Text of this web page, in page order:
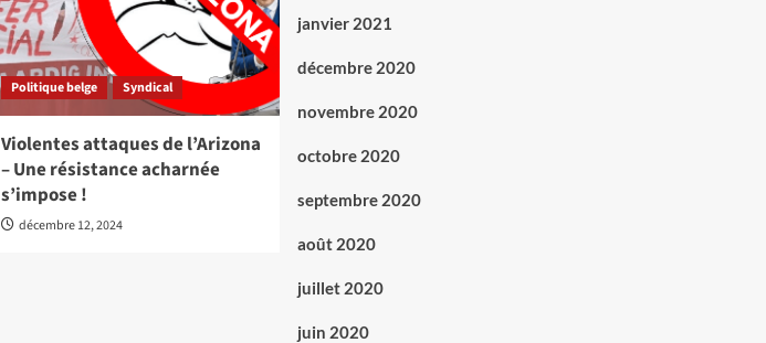
Politique belge Syndical
Violentes attaques de l’Arizona
– Une résistance acharnée
s’impose !
décembre 12, 2024
janvier 2021
décembre 2020
novembre 2020
octobre 2020
septembre 2020
août 2020
juillet 2020
juin 2020